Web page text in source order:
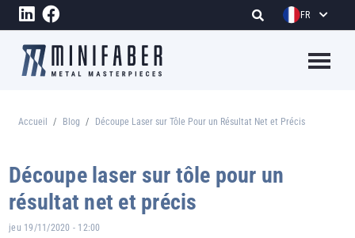
Aller au contenu principal FR
Fil d'Ariane
Accueil Blog Découpe Laser sur Tôle Pour un Résultat Net et Précis
Découpe laser sur tôle pour un
résultat net et précis
jeu 19/11/2020 - 12:00